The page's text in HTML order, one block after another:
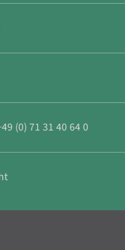
(0) 71 31 40 64 0